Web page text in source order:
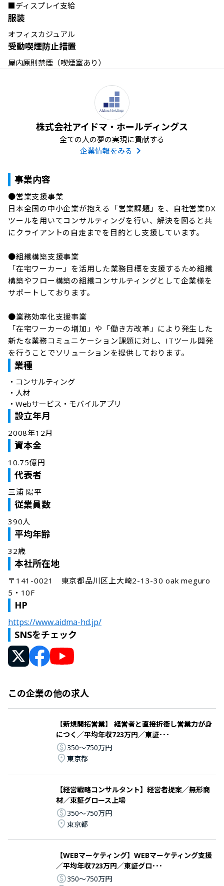
■ディスプレイ支給
服装
オフィスカジュアル
受動喫煙防止措置
屋内原則禁煙（喫煙室あり）
株式会社アイドマ・ホールディングス
全ての人の夢の実現に貢献する
企業情報をみる
事業内容
●営業支援事業
日本全国の中小企業が抱える「営業課題」を、自社営業DX
ツールを用いてコンサルティングを行い、解決を図ると共
にクライアントの自走までを目的とし支援しています。
●組織構築支援事業
「在宅ワーカー」を活用した業務目標を支援するため組織
構築やフロー構築の組織コンサルティングとして企業様を
サポートしております。
●業務効率化支援事業
「在宅ワーカーの増加」や「働き方改革」により発生した
新たな業務コミュニケーション課題に対し、ITツール開発
を行うことでソリューションを提供しております。
業種
・ コンサルティング
・ 人材
・ Webサービス・モバイルアプリ
設立年月
2008年12月
資本金
10.75億円
代表者
三浦 陽平
従業員数
390人
平均年齢
32歳
本社所在地
〒141-0021　東京都品川区上大崎2-13-30 oak meguro
5・10F
HP
https://www.aidma-hd.jp/
SNSをチェック
この企業の他の求人
【新規開拓営業】 経営者と直接折衝し営業力が身
につく／平均年収723万円／東証･･･
350〜750万円
東京都
【経営戦略コンサルタント】経営者提案／無形商
材／東証グロース上場
350〜750万円
東京都
【WEBマーケティング】WEBマーケティング支援
／平均年収723万円／東証グロ･･･
350〜750万円